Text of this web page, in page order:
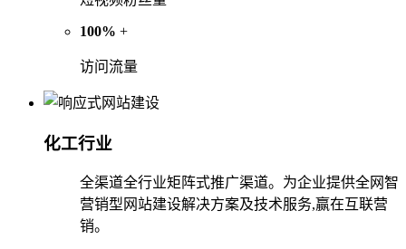
100% +
访问流量
化工行业
全渠道全行业矩阵式推广渠道。为企业提供全网智
营销型网站建设解决方案及技术服务,赢在互联营
销。